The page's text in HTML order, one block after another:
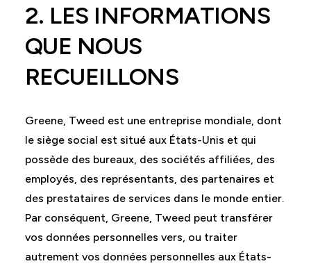
2. LES INFORMATIONS
QUE NOUS
RECUEILLONS
Greene, Tweed est une entreprise mondiale, dont
le siège social est situé aux États-Unis et qui
possède des bureaux, des sociétés affiliées, des
employés, des représentants, des partenaires et
des prestataires de services dans le monde entier.
Par conséquent, Greene, Tweed peut transférer
vos données personnelles vers, ou traiter
autrement vos données personnelles aux États-